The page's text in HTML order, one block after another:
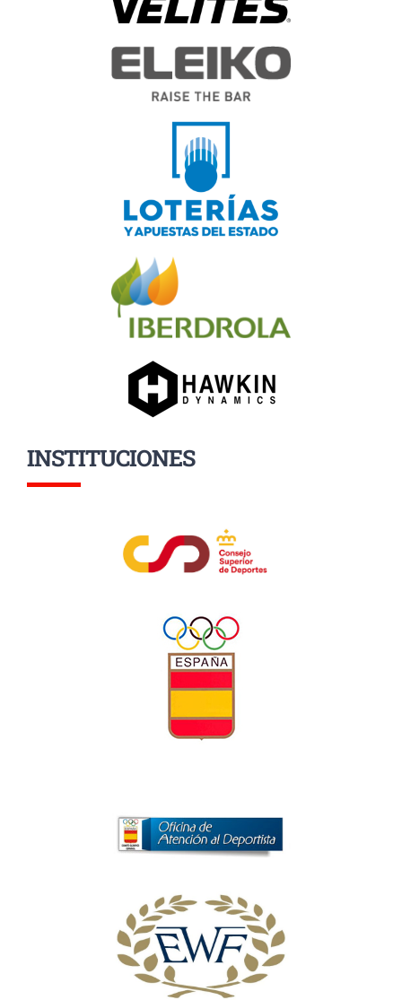
INSTITUCIONES